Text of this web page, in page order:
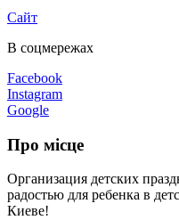
Сайт
В соцмережах
Facebook
Instagram
Google
Про місце
Организация детских
радостью для ребенка в
Киеве!